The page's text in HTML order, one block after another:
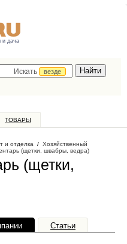
и дача
Искать
везде
ТОВАРЫ
и отделка / Хозяйственный
(щетки, швабры, ведра)
(щетки,
Статьи